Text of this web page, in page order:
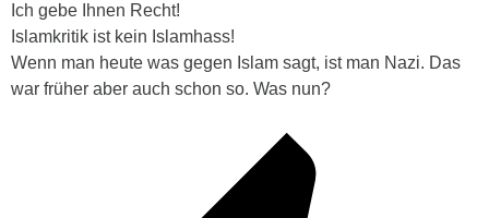
Ich gebe Ihnen Recht!
Islamkritik ist kein Islamhass!
Wenn man heute was gegen Islam sagt, ist man Nazi. Das
war früher aber auch schon so. Was nun?